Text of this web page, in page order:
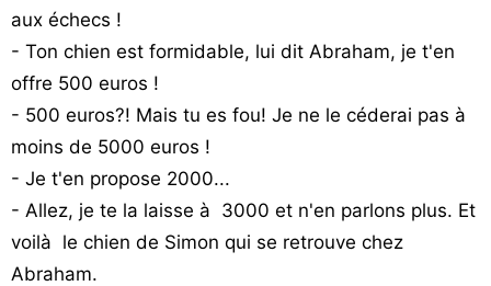
Cuisine
Vos
chroniques
Les
bonnes
adresses
aux échecs !
- Ton chien est formidable, lui dit Abraham, je t'en
offre 500 euros !
- 500 euros?! Mais tu es fou! Je ne le céderai pas à
moins de 5000 euros !
- Je t'en propose 2000...
- Allez, je te la laisse à 3000 et n'en parlons plus. Et
voilà le chien de Simon qui se retrouve chez
Abraham.